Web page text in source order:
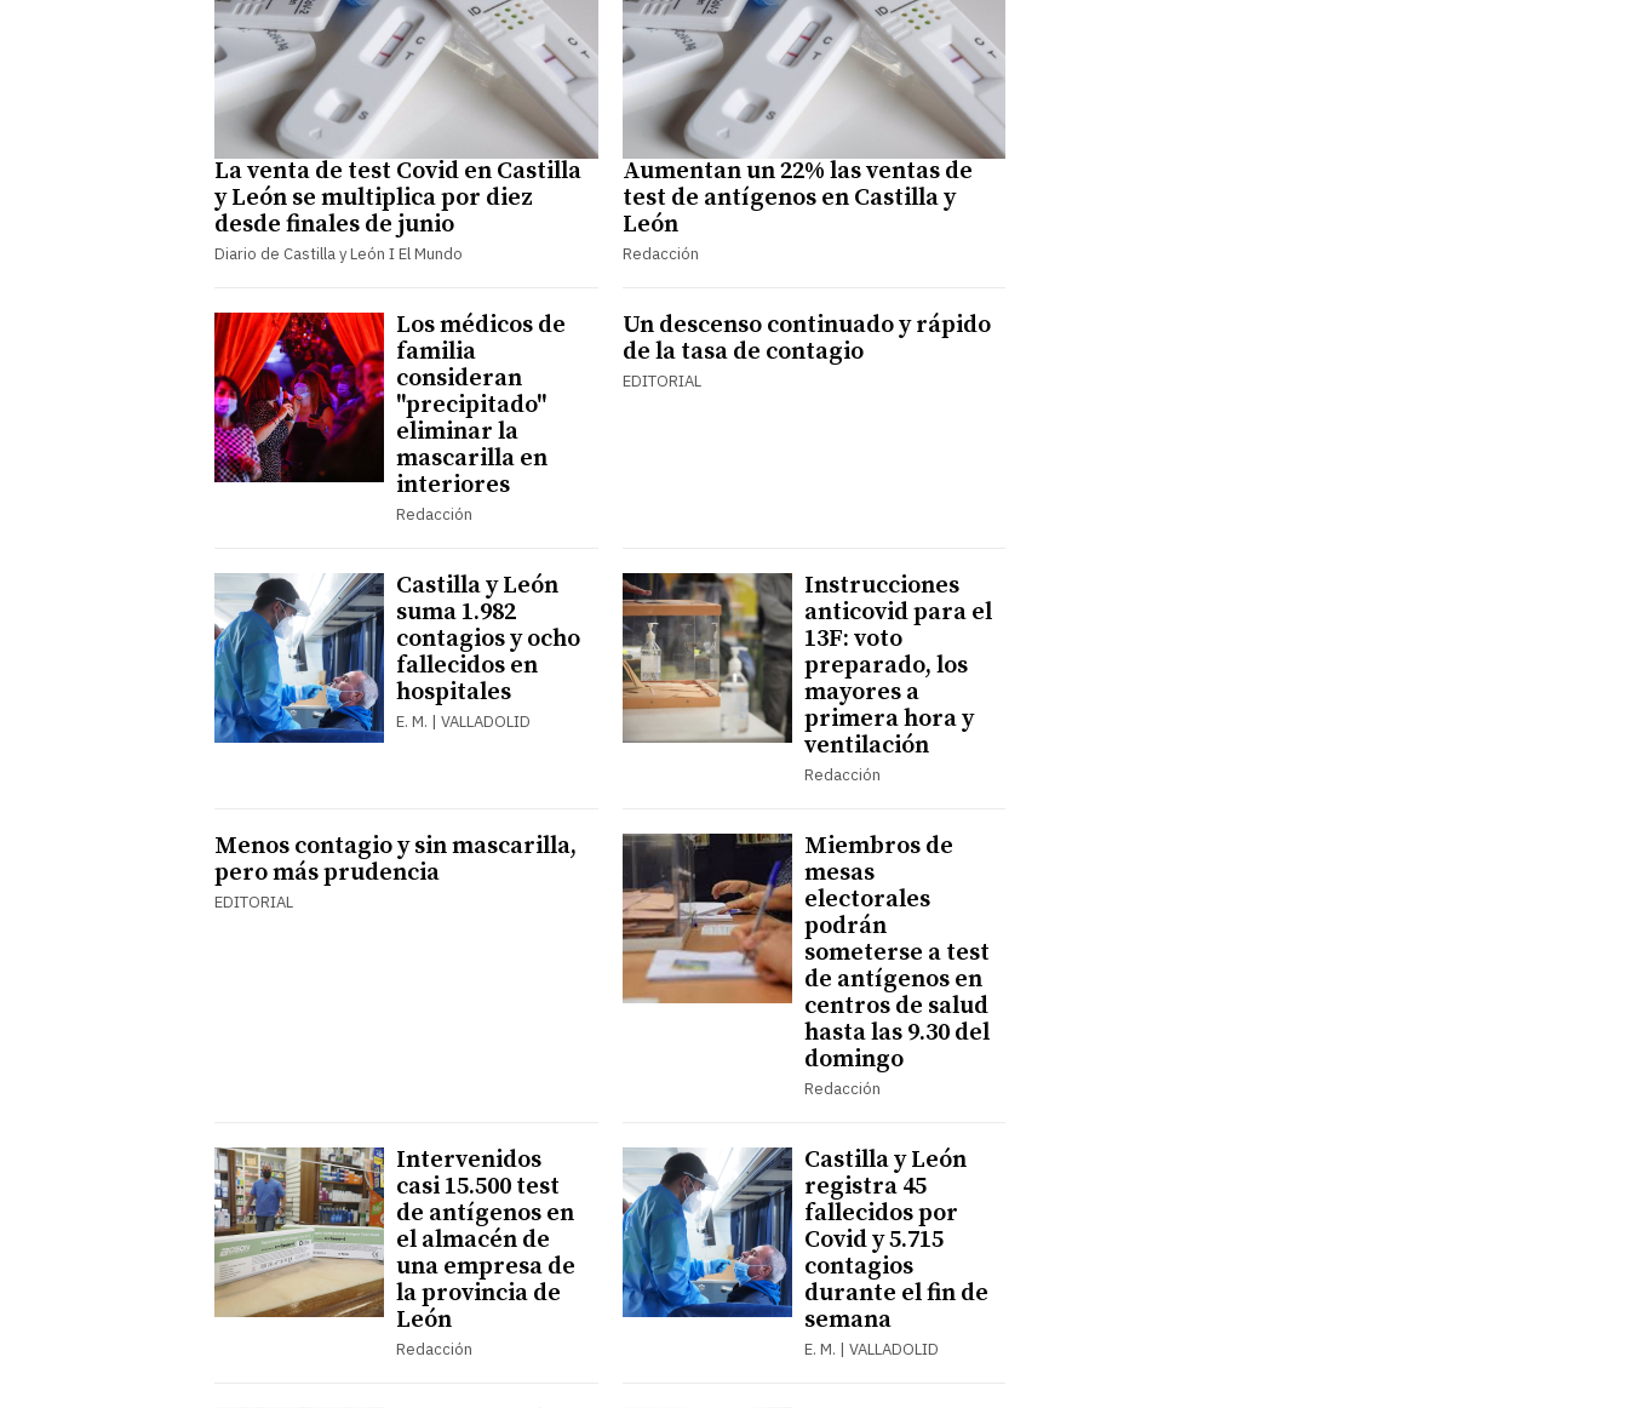
La venta de test Covid en Castilla
y León se multiplica por diez
desde finales de junio
Diario de Castilla y León I El Mundo
Aumentan un 22% las ventas de
test de antígenos en Castilla y
León
Redacción
Los médicos de
familia
consideran
"precipitado"
eliminar la
mascarilla en
interiores
Redacción
Un descenso continuado y rápido
de la tasa de contagio
EDITORIAL
Castilla y León
suma 1.982
contagios y ocho
fallecidos en
hospitales
E. M. | VALLADOLID
Instrucciones
anticovid para el
13F: voto
preparado, los
mayores a
primera hora y
ventilación
Redacción
Menos contagio y sin mascarilla,
pero más prudencia
EDITORIAL
Miembros de
mesas
electorales
podrán
someterse a test
de antígenos en
centros de salud
hasta las 9.30 del
domingo
Redacción
Intervenidos
casi 15.500 test
de antígenos en
el almacén de
una empresa de
la provincia de
León
Redacción
Castilla y León
registra 45
fallecidos por
Covid y 5.715
contagios
durante el fin de
semana
E. M. | VALLADOLID